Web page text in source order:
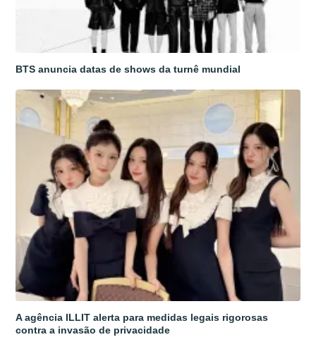
BTS anuncia datas de shows da turnê mundial
A agência ILLIT alerta para medidas legais rigorosas
contra a invasão de privacidade